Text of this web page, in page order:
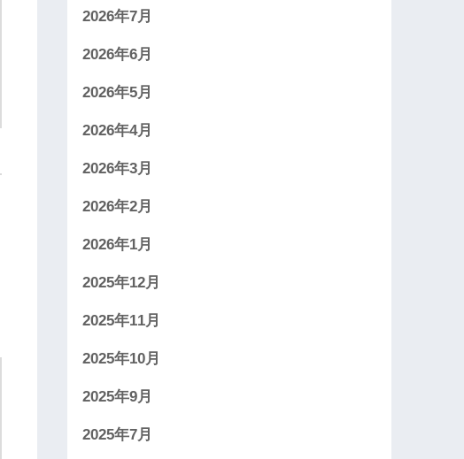
2026年7月
2026年6月
2026年5月
2026年4月
2026年3月
2026年2月
2026年1月
2025年12月
2025年11月
2025年10月
2025年9月
2025年7月